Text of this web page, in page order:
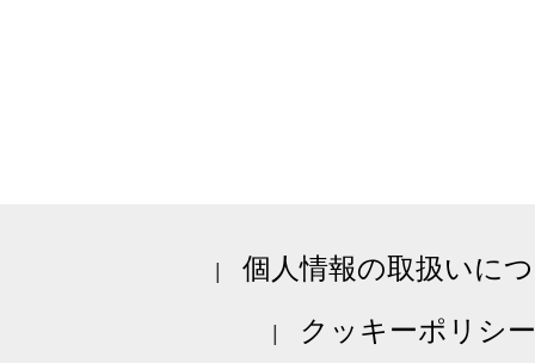
個人情報の取扱いに
クッキーポリシー